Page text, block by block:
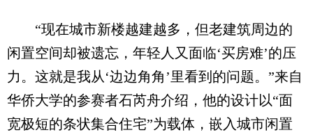
“现在城市新楼越建越多，但老建筑周边的
闲置空间却被遗忘，年轻人又面临‘买房难’的压
力。这就是我从‘边边角角’里看到的问题。”来自
华侨大学的参赛者石芮舟介绍，他的设计以“面
宽极短的条状集合住宅”为载体，嵌入城市闲置